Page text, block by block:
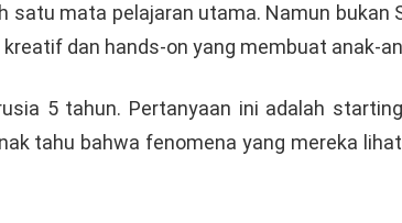
satu mata pelajaran utama. Namun
dan hands-on yang membuat anak-
5 tahun. Pertanyaan ini adalah
tahu bahwa fenomena yang mereka